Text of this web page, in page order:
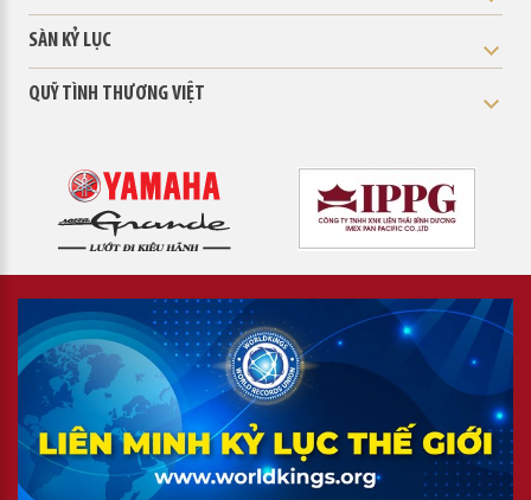
SÀN KỶ LỤC
QUỸ TÌNH THƯƠNG VIỆT